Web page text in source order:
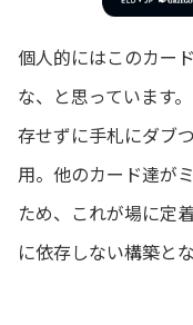
個人的にはこのカー
な、と思っています
存せずに手札にダブ
用。他のカード達が
ため、これが場に定
に依存しない構築と